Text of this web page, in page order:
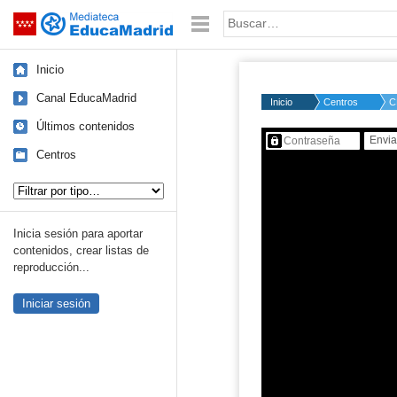
Saltar navegación Palabra o frase:
Inicio
Canal EducaMadrid
Últimos contenidos
Centros
Inicia sesión para aportar
contenidos, crear listas de
reproducción...
Iniciar sesión
Inicio Centros
Contenido protegido…